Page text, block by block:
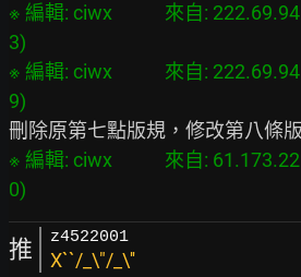
※ 編輯: ciwx            來自:
3)
※ 編輯: ciwx            來自:
※ 編輯: ciwx            來自:
推 z4522001
X``/_\"/_\''